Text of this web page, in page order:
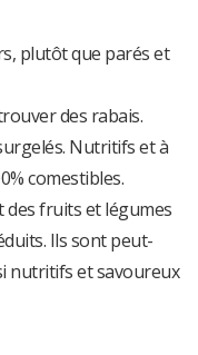
plutôt que parés et
des rabais.
Nutritifs et à
comestibles.
fruits et légumes
Ils sont peut-
nutritifs et savoureux